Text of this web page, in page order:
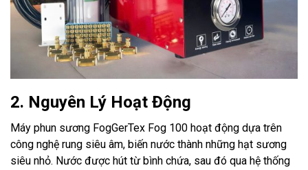
2. Nguyên Lý Hoạt Động
Máy phun sương FogGerTex Fog 100 hoạt động dựa trên
công nghệ rung siêu âm, biến nước thành những hạt sương
siêu nhỏ. Nước được hút từ bình chứa, sau đó qua hệ thống